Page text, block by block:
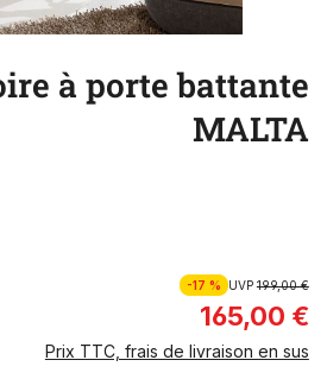
à porte battante
MALTA
-17 % UVP199,00 €
165,00 €
Prix TTC, frais de livraison en sus